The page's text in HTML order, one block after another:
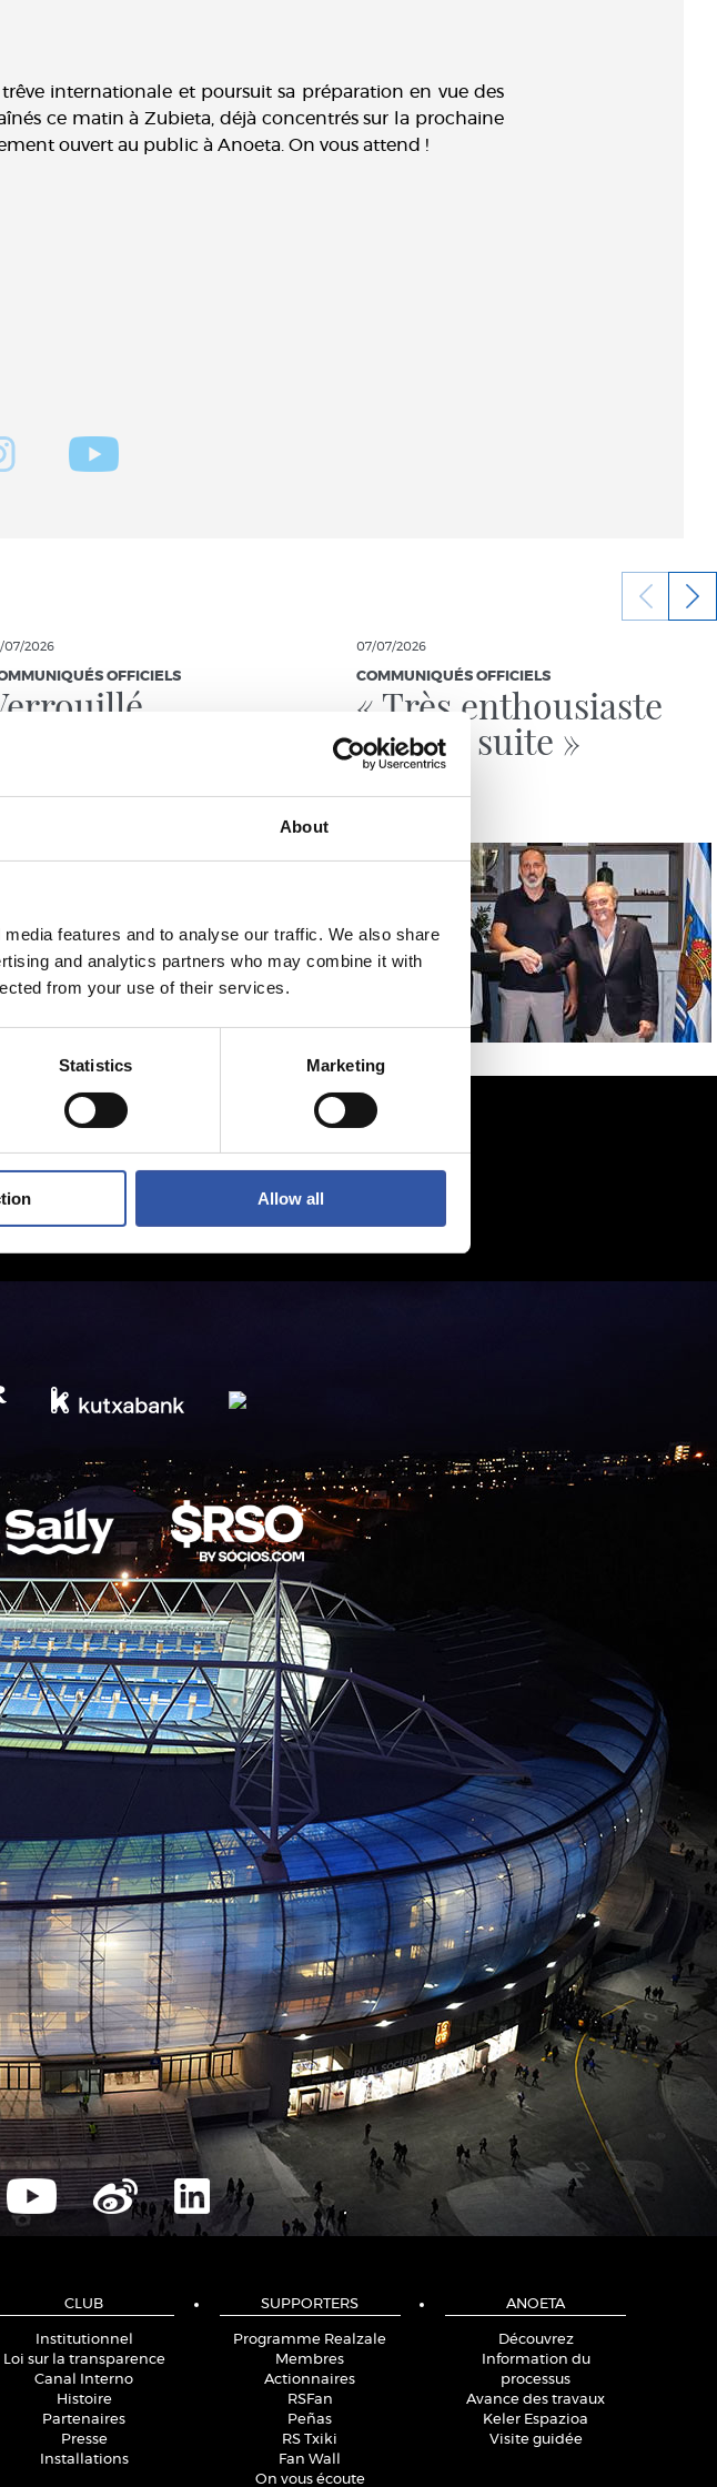
About
features and to analyse our traffic. We also share
and analytics partners who may combine it with
from your use of their services.
Statistics Marketing
Allow all
internationale et poursuit sa préparation en vue des
ce matin à Zubieta, déjà concentrés sur la prochaine
ouvert au public à Anoeta. On vous attend !
07/2026
OFFICIELS
07/07/2026
COMMUNIQUÉS OFFICIELS
« Très enthousiaste
pour la suite »
CLUB
Institutionnel
Loi sur la transparence
Canal Interno
Histoire
Partenaires
Presse
Installations
SUPPORTERS
Programme Realzale
Membres
Actionnaires
RSFan
Peñas
RS Txiki
Fan Wall
On vous écoute
ANOETA
Découvrez
Information du
processus
Avance des travaux
Keler Espazioa
Visite guidée